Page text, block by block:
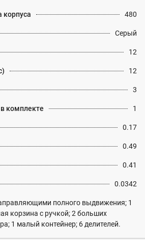
корпуса 480
Серый
12
12
3
комплекте 1
0.17
0.49
0.41
0.0342
полного выдвижения; 1
корзина с ручкой; 2 больших
1 малый контейнер; 6 делителей.